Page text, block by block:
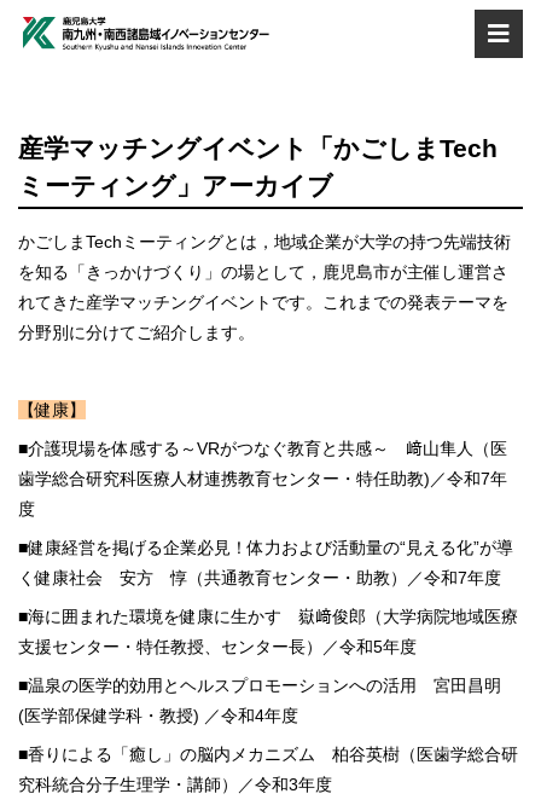
産学マッチングイベント「かごしまTech
ミーティング」アーカイブ
かごしまTechミーティングとは，地域企業が大学の持つ先端技術
を知る「きっかけづくり」の場として，鹿児島市が主催し運営さ
れてきた産学マッチングイベントです。これまでの発表テーマを
分野別に分けてご紹介します。
【健康】
■介護現場を体感する～VRがつなぐ教育と共感～ 﨑山隼人（医
歯学総合研究科医療人材連携教育センター・特任助教)／令和7年
度
■健康経営を掲げる企業必見！体力および活動量の“見える化”が導
く健康社会 安方 惇（共通教育センター・助教）／令和7年度
■海に囲まれた環境を健康に生かす 嶽﨑俊郎（大学病院地域医療
支援センター・特任教授、センター長）／令和5年度
■温泉の医学的効用とヘルスプロモーションへの活用 宮田昌明
(医学部保健学科・教授) ／令和4年度
■香りによる「癒し」の脳内メカニズム 柏谷英樹（医歯学総合研
究科統合分子生理学・講師）／令和3年度